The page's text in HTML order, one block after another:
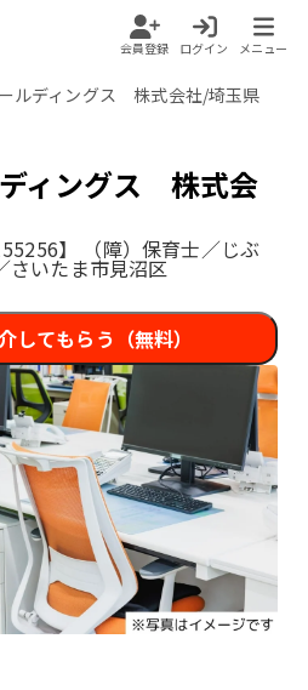
会員登録 ログイン メニュー
ルディングス 株式会社/埼玉県
ィングス 株式会
】 （障）保育士／じぶ
さいたま市見沼区
してもらう（無料）